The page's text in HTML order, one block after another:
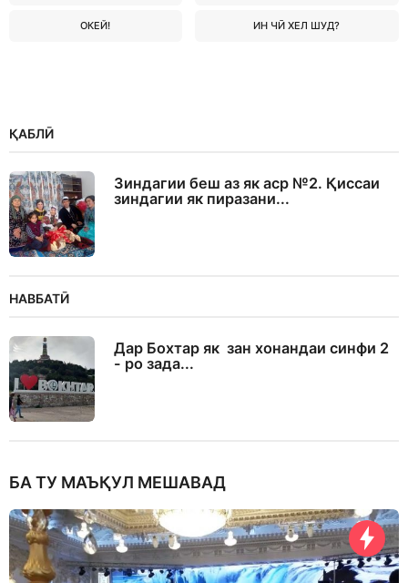
ОКЕЙ! ИН ЧӢ ХЕЛ ШУД?
ҚАБЛӢ
Зиндагии беш аз як аср №2. Қиссаи
зиндагии як пиразани...
НАВБАТӢ
Дар Бохтар як зан хонандаи синфи 2
- ро зада...
БА ТУ МАЪҚУЛ МЕШАВАД